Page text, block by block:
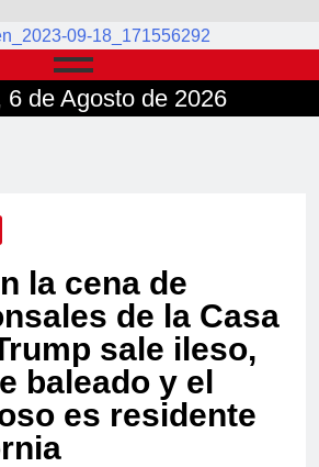
6 de Agosto de 2026
la cena de
de la Casa
sale ileso,
baleado y el
es residente